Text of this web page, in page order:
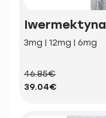
Iwermektyna
3mg | 12mg | 6mg
46.85€
39.04€